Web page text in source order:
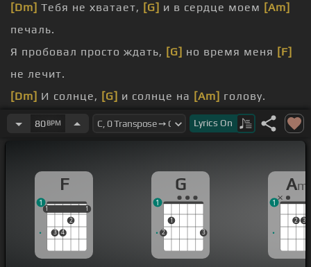
[Dm] Тебя не хватает, [G] и в сердце моем [Am]
печаль.
Я пробовал просто ждать, [G] но время меня [F]
не лечит.
[Dm] И солнце, [G] и солнце на [Am] голову.
День за днем я выбрал [E]
рассвет, и в
невозможно.
роте.
80BPM Lyrics On
F
1
3 4
2
1
1 1
1
G
2
1
3
1
Am
2 3
1